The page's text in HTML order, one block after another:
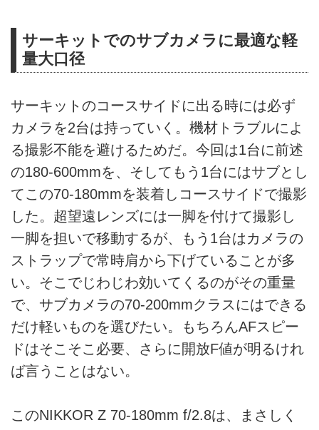
サーキットでのサブカメラに最適な軽
量大口径
サーキットのコースサイドに出る時には必ず
カメラを2台は持っていく。機材トラブルによ
る撮影不能を避けるためだ。今回は1台に前述
の180-600mmを、そしてもう1台にはサブとし
てこの70-180mmを装着しコースサイドで撮影
した。超望遠レンズには一脚を付けて撮影し
一脚を担いで移動するが、もう1台はカメラの
ストラップで常時肩から下げていることが多
い。そこでじわじわ効いてくるのがその重量
で、サブカメラの70-200mmクラスにはできる
だけ軽いものを選びたい。もちろんAFスピー
ドはそこそこ必要、さらに開放F値が明るけれ
ば言うことはない。
このNIKKOR Z 70-180mm f/2.8は、まさしく